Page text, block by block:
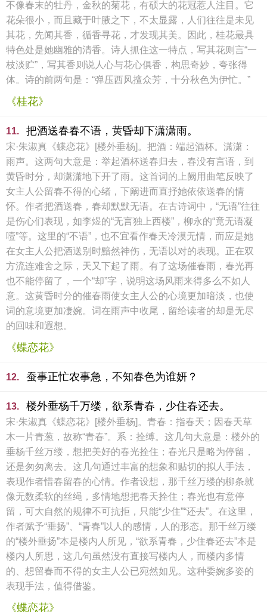
不像春末的牡丹，金秋的菊花，有硕大的花冠惹人注目。它
花朵很小，而且藏于叶腋之下，不太显露，人们往往是未见
其花，先闻其香，循香寻花，才发现其美。因此，桂花最具
特色处是她幽雅的清香。诗人抓住这一特点，写其花则言“一
枝淡贮”，写其香则说人心与花心俱香，构思奇妙，夸张得
体。诗的前两句是：“弹压西风擅众芳，十分秋色为伊忙。”
《桂花》
11. 把酒送春春不语，黄昏却下潇潇雨。
宋·朱淑真《蝶恋花》[楼外垂杨]。把酒：端起酒杯。潇潇：
雨声。这两句大意是：举起酒杯送春归去，春没有言语，到
黄昏时分，却潇潇地下开了雨。这首词的上阙用曲笔反映了
女主人公留春不得的心绪，下阚进而直抒她依依送春的情
怀。作者把酒送春，春却默默无语。在古诗词中，“无语”往往
是伤心们表现，如李煜的“无言独上西楼”，柳永的“竟无语凝
噎”等。这里的“不语”，也不宜看作春天冷漠无情，而应是她
在女主人公把酒送别时黯然神伤，无语以对的表现。正在双
方流连难舍之际，天又下起了雨。有了这场催春雨，春光再
也不能停留了，一个“却”字，说明这场风雨来得多么不如人
意。这黄昏时分的催春雨使女主人公的心境更加暗淡，也使
词的意境更加凄婉。词在雨声中收尾，留给读者的却是无尽
的回味和遐想。
《蝶恋花》
12. 蚕事正忙农事急，不知春色为谁妍？
13. 楼外垂杨千万缕，欲系青春，少住春还去。
宋·朱淑真《蝶恋花》[楼外垂杨]。青春：指春天；因春天草
木一片青葱，故称“青春”。系：拴缚。这几句大意是：楼外的
垂杨千丝万缕，想把美好的春光拴住；春光只是略为停留，
还是匆匆离去。这几句通过丰富的想象和贴切的拟人手法，
表现作者惜春留春的心情。作者设想，那千丝万缕的柳条就
像无数柔软的丝绳，多情地想把春天拴住；春光也有意停
留，可大自然的规律不可抗拒，只能“少住”“还去”。在这里，
作者赋予“垂扬”、“青春”以人的感情，人的形态。那千丝万缕
的“楼外垂扬”本是楼内人所见，“欲系青春，少住春还去”本是
楼内人所思，这几句虽然没有直接写楼内人，而楼内多情
的、想留春而不得的女主人公已宛然如见。这种委婉多姿的
表现手法，值得借鉴。
《蝶恋花》